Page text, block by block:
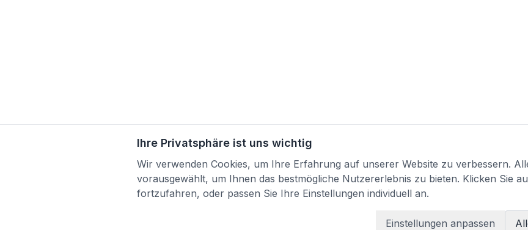
Ihre Privatsphäre ist uns wichtig
Wir verwenden Cookies, um Ihre Erfahrung auf unserer Website zu verbessern.
vorausgewählt, um Ihnen das bestmögliche Nutzererlebnis zu bieten. Klicken Sie
fortzufahren, oder passen Sie Ihre Einstellungen individuell an.
Einstellungen anpassen